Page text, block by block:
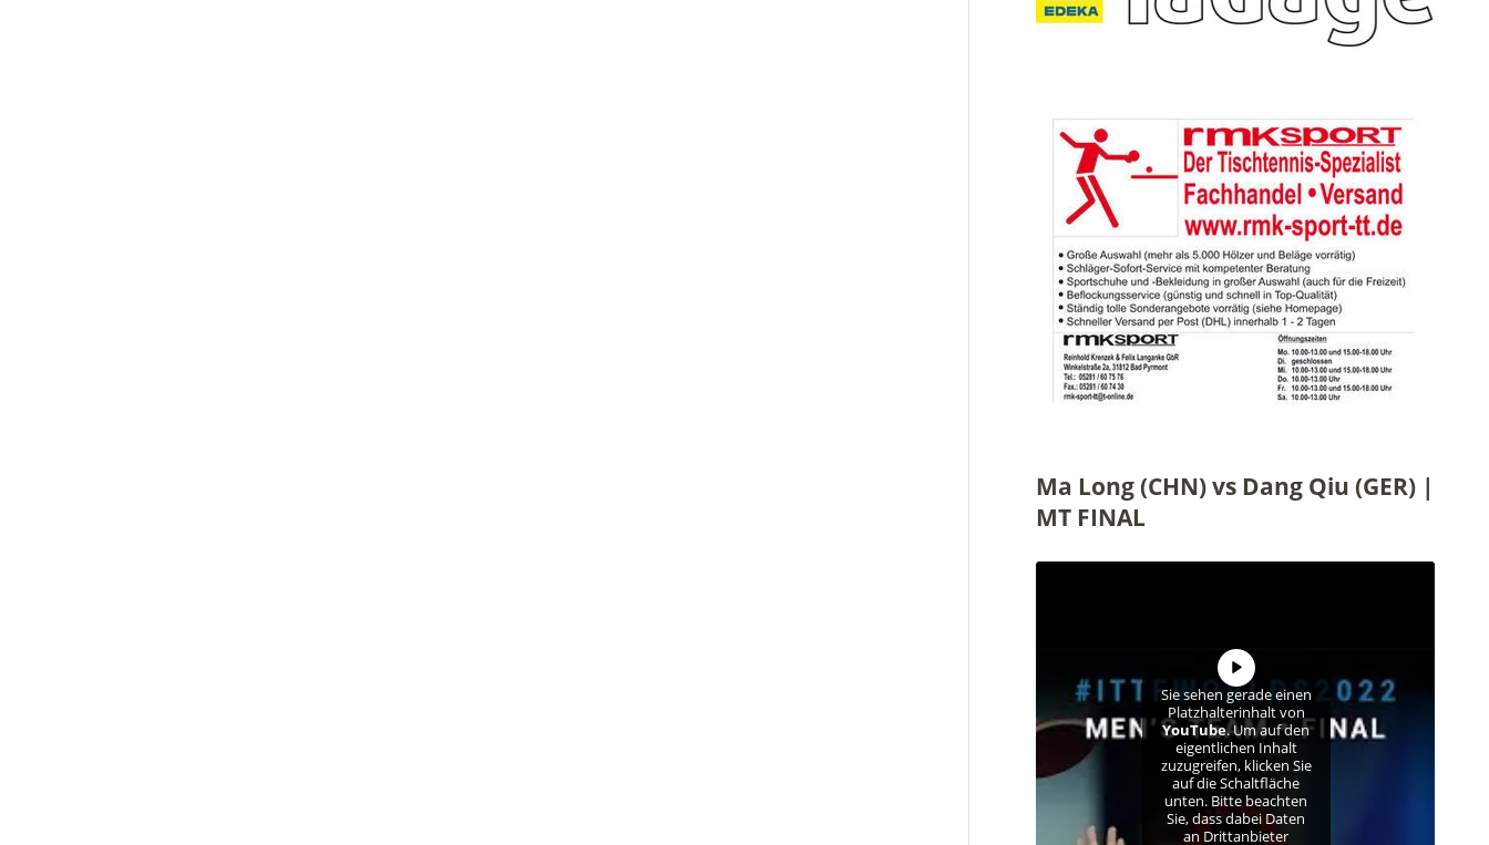
Ma Long (CHN) vs Dang Qiu (GER) |
MT FINAL
Sie sehen gerade einen
Platzhalterinhalt von
YouTube. Um auf den
eigentlichen Inhalt
zuzugreifen, klicken Sie
auf die Schaltfläche
unten. Bitte beachten
Sie, dass dabei Daten
an Drittanbieter